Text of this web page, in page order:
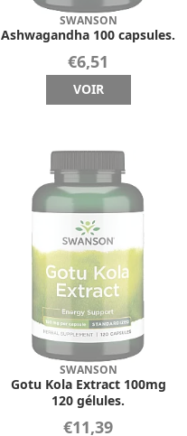
SWANSON
Ashwagandha 100 capsules.
€6,51
VOIR
SWANSON
Gotu Kola Extract 100mg
120 gélules.
€11,39